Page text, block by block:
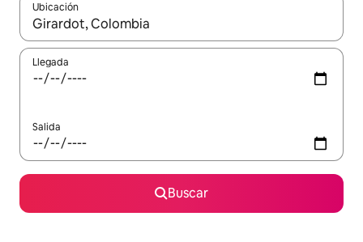
Ubicación
Cuando los resultados estén disponibles, podrás navegar
Llegada
Salida
Buscar